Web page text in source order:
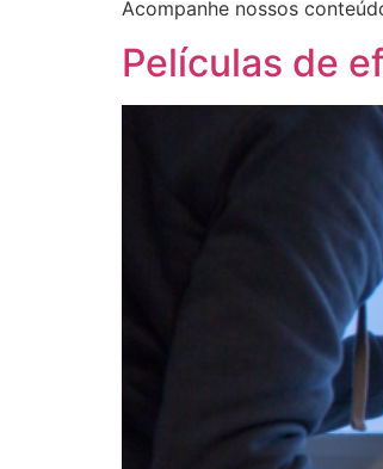
Acompanhe nossos
Películas de